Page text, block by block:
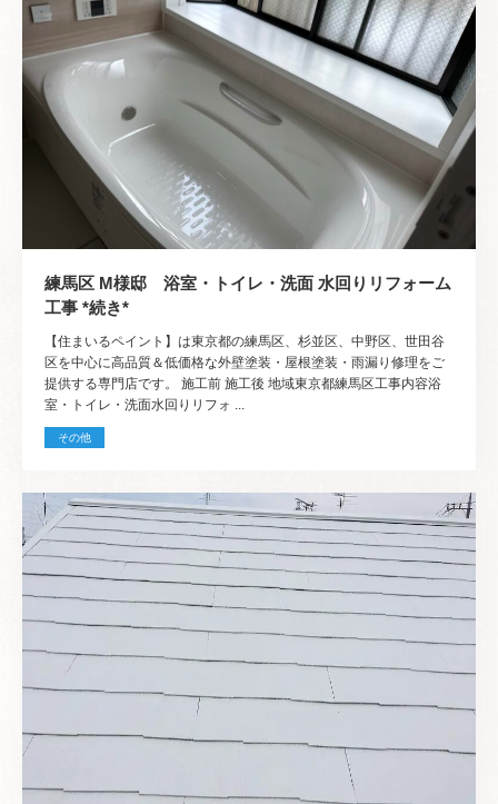
練馬区 M様邸 浴室・トイレ・洗面 水回りリフォーム
工事 *続き*
【住まいるペイント】は東京都の練馬区、杉並区、中野区、世田谷
区を中心に高品質＆低価格な外壁塗装・屋根塗装・雨漏り修理をご
提供する専門店です。 施工前 施工後 地域東京都練馬区工事内容浴
室・トイレ・洗面水回りリフォ ...
その他